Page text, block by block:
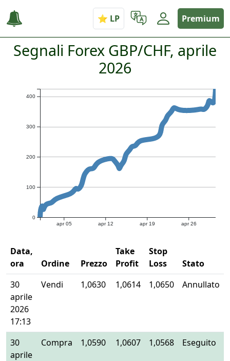
Premium
Segnali Forex GBP/CHF, aprile
2026
apr 05 apr 12 apr 19 apr 26
0
100
200
300
400
Data,
ora
Ordine Prezzo
Take
Profit
Stop
Loss
Stato
30
aprile
2026
17:13
Vendi 1,0630 1,0614 1,0650 Annullato
30
aprile
Compra 1,0590 1,0607 1,0568 Eseguito